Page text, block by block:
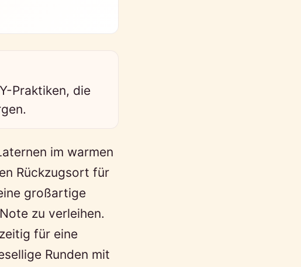
Praktiken, die
im warmen
Rückzugsort für
großartige
zu verleihen.
für eine
Runden mit